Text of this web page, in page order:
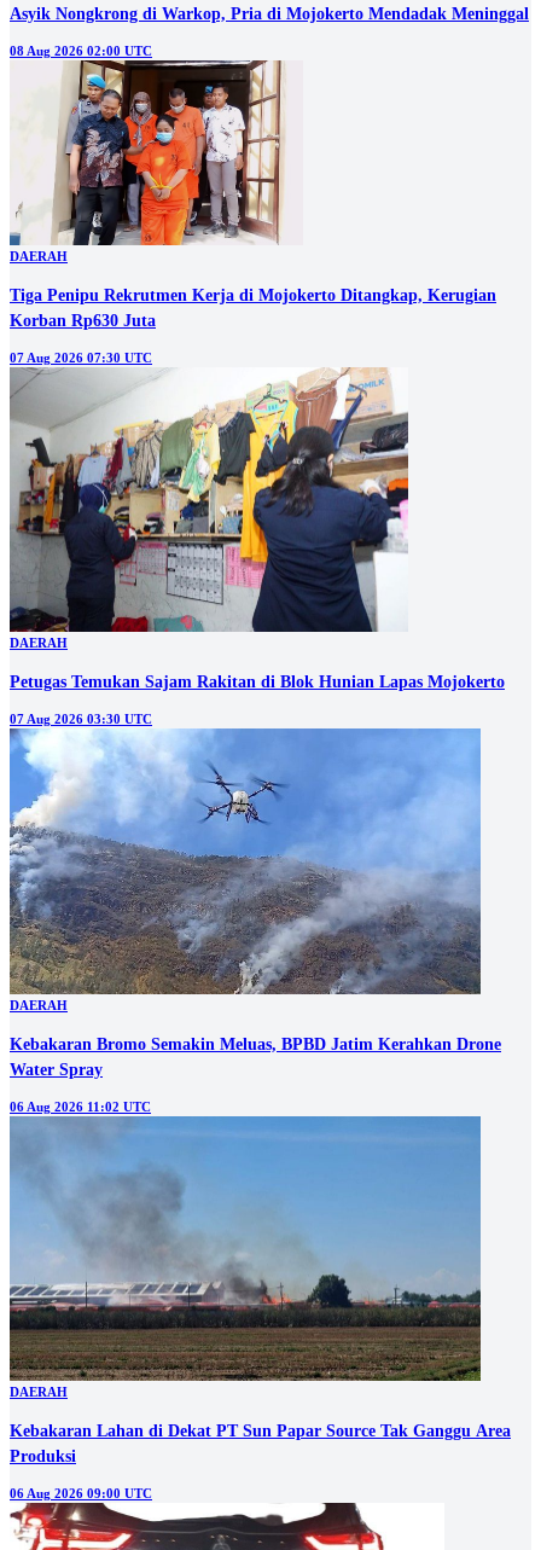
Asyik Nongkrong di Warkop, Pria di Mojokerto Mendadak Meninggal
08 Aug 2026 02:00 UTC
DAERAH
Tiga Penipu Rekrutmen Kerja di Mojokerto Ditangkap, Kerugian
Korban Rp630 Juta
07 Aug 2026 07:30 UTC
DAERAH
Petugas Temukan Sajam Rakitan di Blok Hunian Lapas Mojokerto
07 Aug 2026 03:30 UTC
DAERAH
Kebakaran Bromo Semakin Meluas, BPBD Jatim Kerahkan Drone
Water Spray
06 Aug 2026 11:02 UTC
DAERAH
Kebakaran Lahan di Dekat PT Sun Papar Source Tak Ganggu Area
Produksi
06 Aug 2026 09:00 UTC